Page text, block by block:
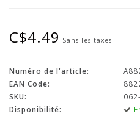
C$4.49 Sans les taxes
Numéro de l'article:
EAN Code:
SKU:
Disponibilité: